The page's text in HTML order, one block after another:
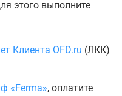
этого выполните
Клиента OFD.ru (ЛКК)
«Ferma», оплатите